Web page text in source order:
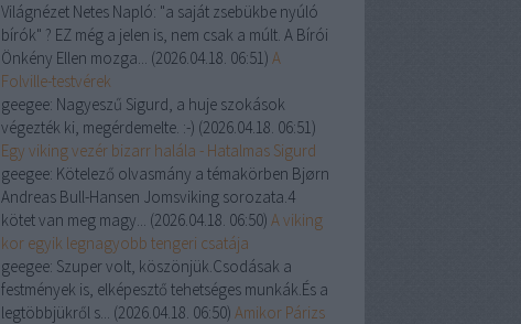
Világnézet Netes Napló: "a saját zsebükbe nyúló
bírók" ? EZ még a jelen is, nem csak a múlt. A Bírói
Önkény Ellen mozga... (2026.04.18. 06:51) A
Folville-testvérek
geegee: Nagyeszű Sigurd, a huje szokások
végezték ki, megérdemelte. :-) (2026.04.18. 06:51)
Egy viking vezér bizarr halála - Hatalmas Sigurd
geegee: Kötelező olvasmány a témakörben Bjørn
Andreas Bull-Hansen Jomsviking sorozata.4
kötet van meg magy... (2026.04.18. 06:50) A viking
kor egyik legnagyobb tengeri csatája
geegee: Szuper volt, köszönjük.Csodásak a
festmények is, elképesztő tehetséges munkák.És a
legtöbbjükről s... (2026.04.18. 06:50) Amikor Párizs